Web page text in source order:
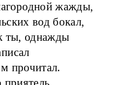
жажды,
вод бокал,
ты, однажды
прочитал.